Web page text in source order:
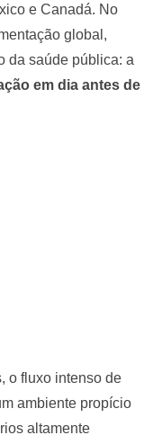
e Canadá. No
global,
da saúde pública: a
em dia antes de
o fluxo intenso de
ambiente propício
altamente